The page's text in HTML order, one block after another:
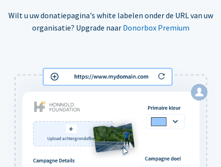
Wilt u uw donatiepagina's white labelen onder de URL van uw
organisatie? Upgrade naar Donorbox Premium